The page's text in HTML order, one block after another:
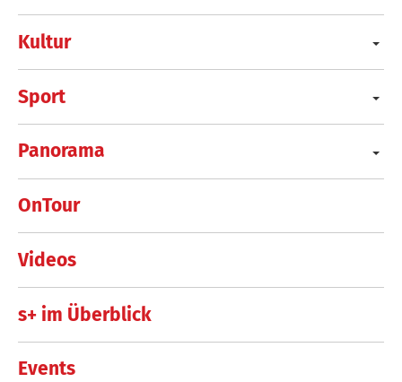
Kultur
Sport
Panorama
OnTour
Videos
s+ im Überblick
Events